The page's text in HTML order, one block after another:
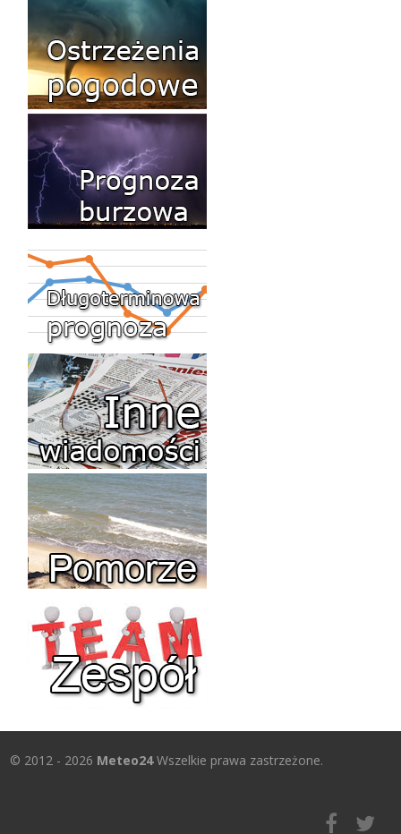
© 2012 - 2026 Meteo24Wszelkie prawa zastrzeżone.